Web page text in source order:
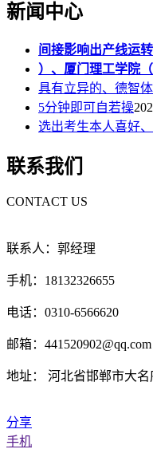
新闻中心
间接影响出产线运
）、厦门理工学院
具有立异的、德智
5分钟即可自若操
选出考生本人喜好
联系我们
CONTACT US
联系人：郭经理
手机：18132326655
电话：0310-6566620
邮箱：441520902@qq.com
地址： 河北省邯郸市大
分享
手机